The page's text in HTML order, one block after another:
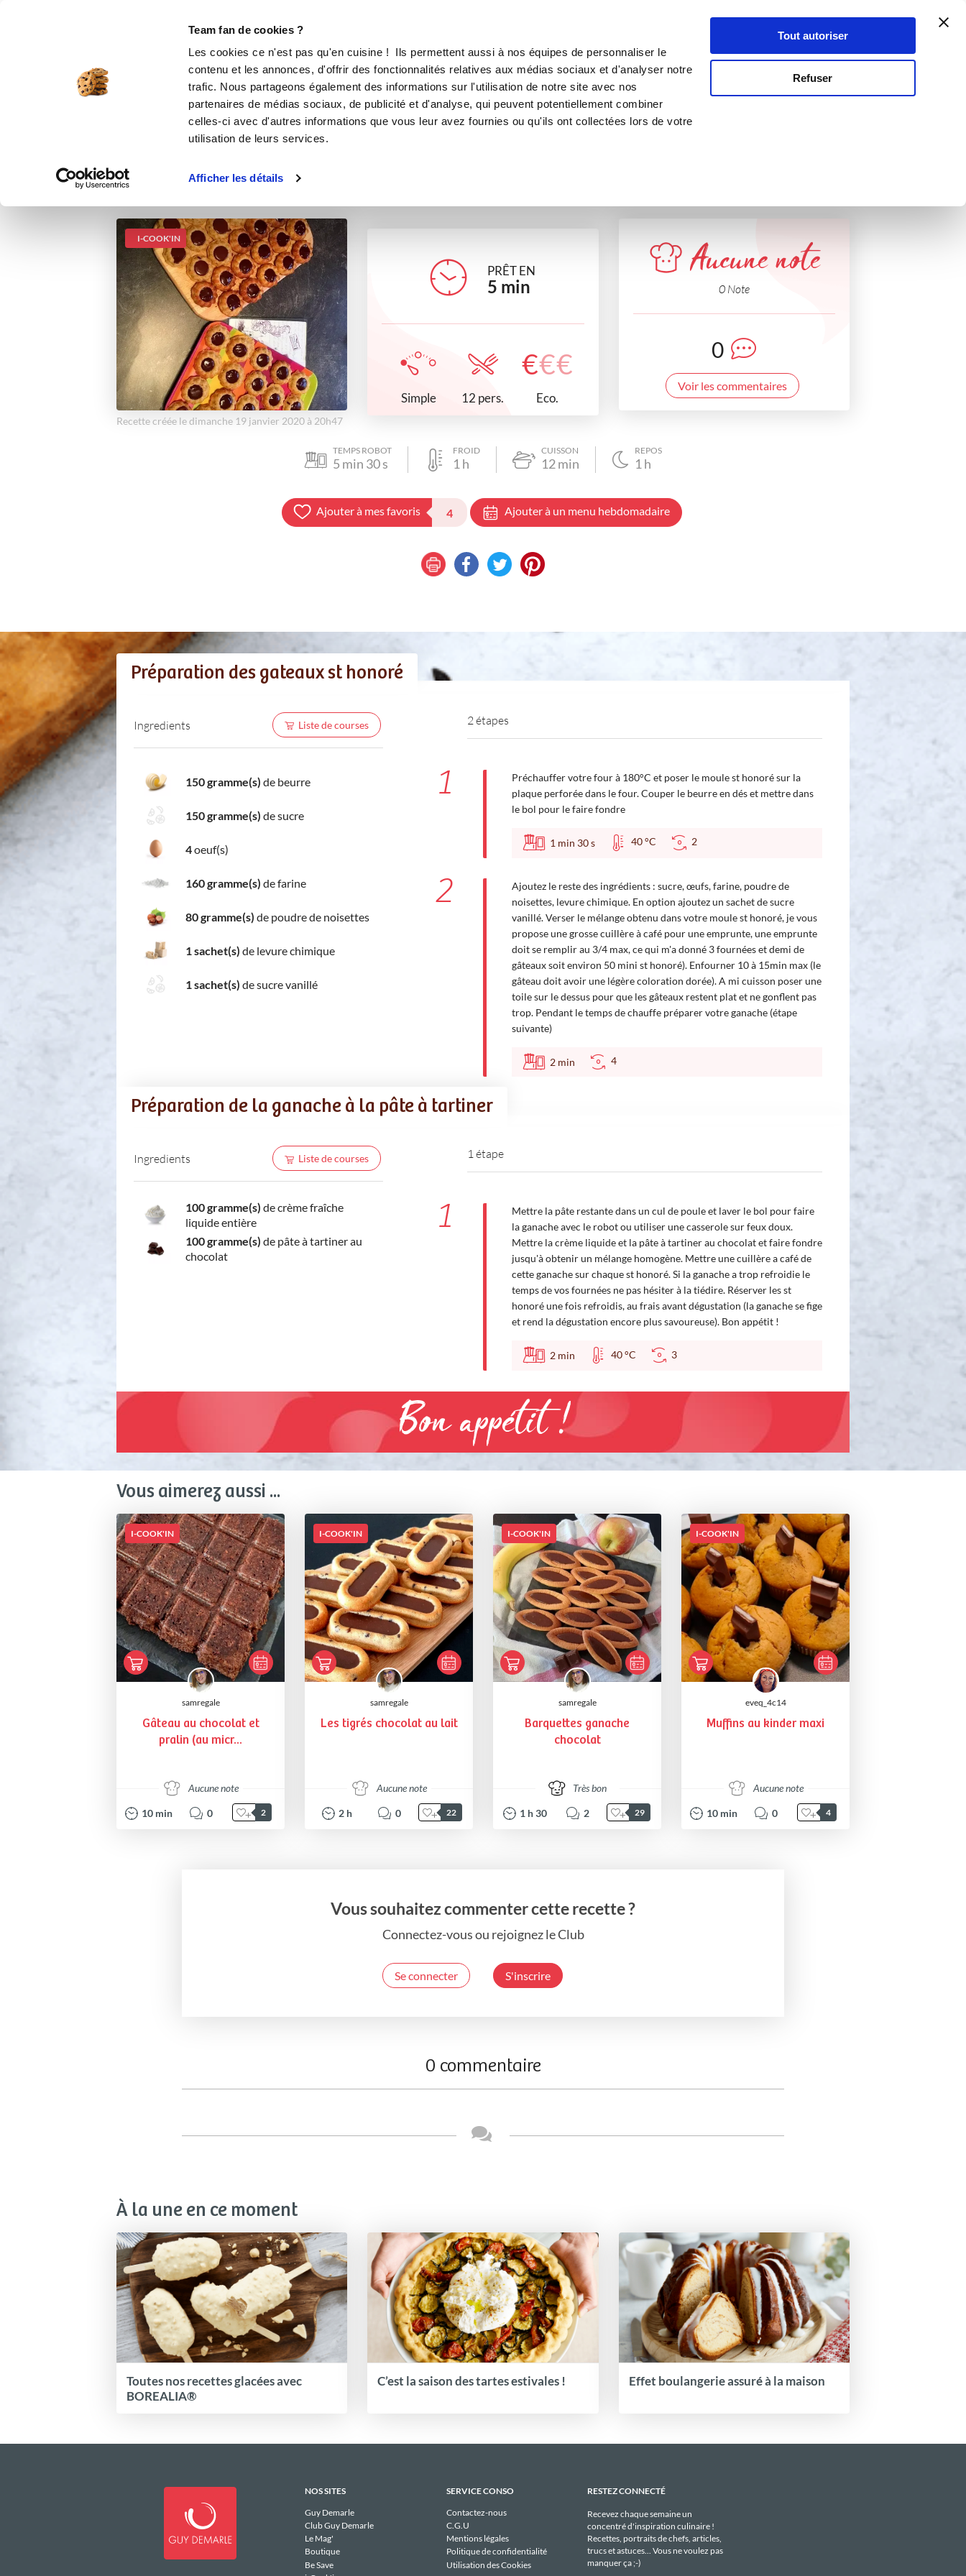
Team fan de cookies ?
Les cookies ce n'est pas qu'en cuisine ! Ils permettent aussi à nos équipes de personnaliser le
contenu et les annonces, d'offrir des fonctionnalités relatives aux médias sociaux et d'analyser notre
trafic. Nous partageons également des informations sur l'utilisation de notre site avec nos
partenaires de médias sociaux, de publicité et d'analyse, qui peuvent potentiellement combiner
celles-ci avec d'autres informations que vous leur avez fournies ou qu'ils ont collectées lors de votre
utilisation de leurs services.
Afficher les détails
Tout autoriser
Refuser
Se connecter
mini st honoré noisette et pâte à tartiner
autres Petits gourmands
I-COOK'IN
Recette créée le dimanche 19 janvier 2020 à 20h47
PRÊT EN
5 min
Simple 12 pers.
€€€
Eco.
Aucune note
0 Note
0
Voir les commentaires
TEMPS ROBOT
5 min 30s
FROID
1 h
CUISSON
12min
REPOS
1 h
Ajouter à mes favoris 4 Ajouter à un menu hebdomadaire
Préparation des gateaux st honoré
Ingredients Liste de courses
150 gramme(s) de beurre
150 gramme(s) de sucre
4oeuf(s)
160 gramme(s) de farine
80 gramme(s) de poudre de noisettes
1 sachet(s) de levure chimique
1 sachet(s) de sucre vanillé
2 étapes
1
Préchauffer votre four à 180°C et poser le moule st honoré sur la
plaque perforée dans le four. Couper le beurre en dés et mettre dans
le bol pour le faire fondre
1 min 30s 40 °C 2
2
Ajoutez le reste des ingrédients : sucre, œufs, farine, poudre de
noisettes, levure chimique. En option ajoutez un sachet de sucre
vanillé. Verser le mélange obtenu dans votre moule st honoré, je vous
propose une grosse cuillère à café pour une emprunte, une emprunte
doit se remplir au 3/4 max, ce qui m'a donné 3 fournées et demi de
gâteaux soit environ 50 mini st honoré). Enfourner 10 à 15min max (le
gâteau doit avoir une légère coloration dorée). A mi cuisson poser une
toile sur le dessus pour que les gâteaux restent plat et ne gonflent pas
trop. Pendant le temps de chauffe préparer votre ganache (étape
suivante)
2 min 4
Préparation de la ganache à la pâte à tartiner
Ingredients Liste de courses
100 gramme(s) de crème fraîche
liquide entière
100 gramme(s) de pâte à tartiner au
chocolat
1 étape
1
Mettre la pâte restante dans un cul de poule et laver le bol pour faire
la ganache avec le robot ou utiliser une casserole sur feux doux.
Mettre la crème liquide et la pâte à tartiner au chocolat et faire fondre
jusqu'à obtenir un mélange homogène. Mettre une cuillère a café de
cette ganache sur chaque st honoré. Si la ganache a trop refroidie le
temps de vos fournées ne pas hésiter à la tiédire. Réserver les st
honoré une fois refroidis, au frais avant dégustation (la ganache se fige
et rend la dégustation encore plus savoureuse). Bon appétit !
2 min 40 °C 3
Bon appétit !
Vous aimerez aussi ...
I-COOK'IN
samregale
Gâteau au chocolat et
pralin (au micr...
Aucune note
10 min 0 2
I-COOK'IN
samregale
Les tigrés chocolat au lait
Aucune note
2 h 0 22
I-COOK'IN
samregale
Barquettes ganache
chocolat
Très bon
1 h30 2 29
I-COOK'IN
eveq_4c14
Muffins au kinder maxi
Aucune note
10 min 0 4
Vous souhaitez commenter cette recette ?
Connectez-vous ou rejoignez le Club
Se connecter S'inscrire
0 commentaire
À la une en ce moment
Toutes nos recettes glacées avec
BOREALIA®
C’est la saison des tartes estivales ! Effet boulangerie assuré à la maison
NOS SITES
Guy Demarle
Club Guy Demarle
Le Mag'
Boutique
Be Save
SERVICE CONSO
Contactez-nous
C.G.U
Mentions légales
Politique de confidentialité
Utilisation des Cookies
RESTEZ CONNECTÉ
Recevez chaque semaine un
concentré d'inspiration culinaire !
Recettes, portraits de chefs, articles,
trucs et astuces... Vous ne voulez pas
manquer ça ;-)